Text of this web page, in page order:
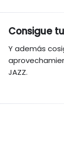
Consigue
Y además
JAZZ.